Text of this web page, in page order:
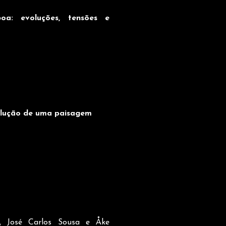
evoluções, tensões e
de uma paisagem
José Carlos Sousa e Åke